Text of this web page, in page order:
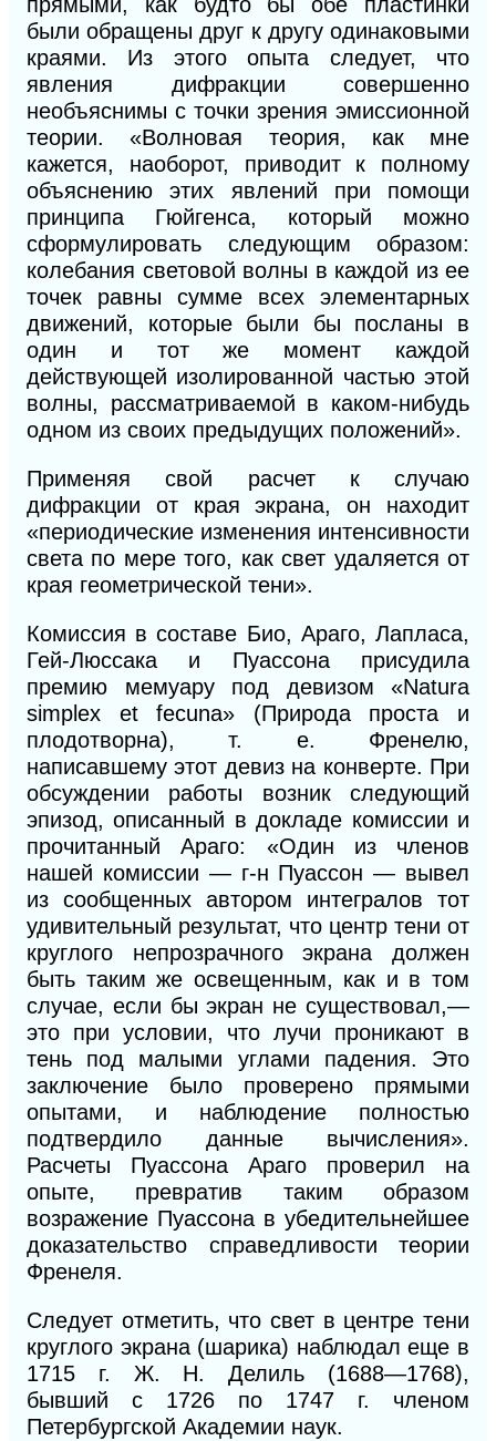
прямыми, как будто бы обе пластинки
были обращены друг к другу одинаковыми
краями. Из этого опыта следует, что
явления дифракции совершенно
необъяснимы с точки зрения эмиссионной
теории. «Волновая теория, как мне
кажется, наоборот, приводит к полному
объяснению этих явлений при помощи
принципа Гюйгенса, который можно
сформулировать следующим образом:
колебания световой волны в каждой из ее
точек равны сумме всех элементарных
движений, которые были бы посланы в
один и тот же момент каждой
действующей изолированной частью этой
волны, рассматриваемой в каком-нибудь
одном из своих предыдущих положений».
Применяя свой расчет к случаю
дифракции от края экрана, он находит
«периодические изменения интенсивности
света по мере того, как свет удаляется от
края геометрической тени».
Комиссия в составе Био, Араго, Лапласа,
Гей-Люссака и Пуассона присудила
премию мемуару под девизом «Natura
simplex et fecuna» (Природа проста и
плодотворна), т. е. Френелю,
написавшему этот девиз на конверте. При
обсуждении работы возник следующий
эпизод, описанный в докладе комиссии и
прочитанный Араго: «Один из членов
нашей комиссии — г-н Пуассон — вывел
из сообщенных автором интегралов тот
удивительный результат, что центр тени от
круглого непрозрачного экрана должен
быть таким же освещенным, как и в том
случае, если бы экран не существовал,—
это при условии, что лучи проникают в
тень под малыми углами падения. Это
заключение было проверено прямыми
опытами, и наблюдение полностью
подтвердило данные вычисления».
Расчеты Пуассона Араго проверил на
опыте, превратив таким образом
возражение Пуассона в убедительнейшее
доказательство справедливости теории
Френеля.
Следует отметить, что свет в центре тени
круглого экрана (шарика) наблюдал еще в
1715 г. Ж. Н. Делиль (1688—1768),
бывший с 1726 по 1747 г. членом
Петербургской Академии наук.